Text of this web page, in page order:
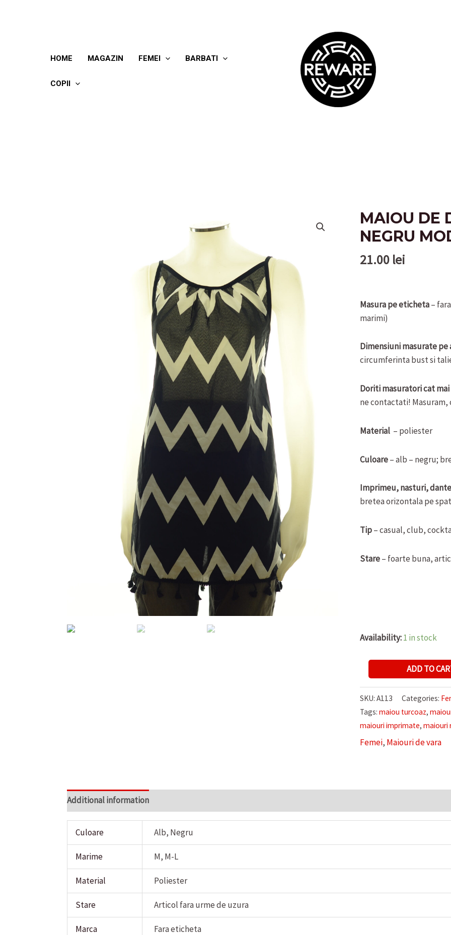
HOME MAGAZIN FEMEI BARBATI
COPII
MAIOU DE
NEGRU
21.00 lei
Masura pe eticheta–
marimi)
Dimensiuni masurate
circumferinta bust si
Doriti masuratori cat
ne contactati!
Material – poliester
Culoare– alb – negru;
Imprimeu, nasturi,
bretea orizontala pe
Tip– casual, club,
Stare– foarte buna,
Availability:1 in stock
DE
DAMA
ALB
MODEL
-
quantity
ADD TO
SKU:A113 Categories:
Tags:maiou turcoaz,
maiouri imprimate,maiouri
Femei, Maiouri de vara
Additional information
Culoare Alb, Negru
Marime M, M-L
Material Poliester
Stare Articol fara urme de uzura
Marca Fara eticheta